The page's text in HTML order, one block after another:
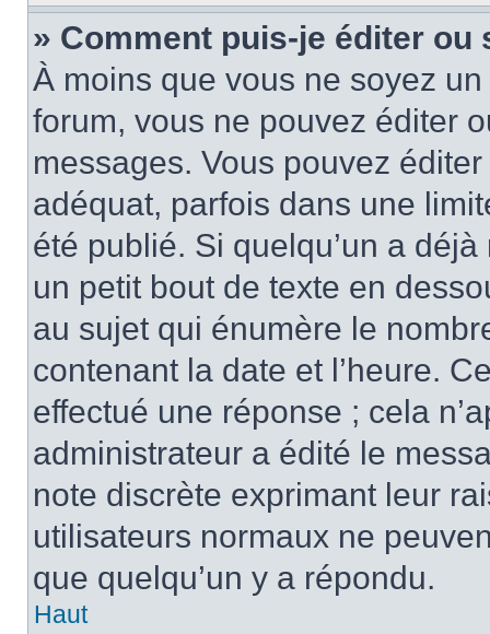
» Comment puis-je éditer
À moins que vous ne soyez
forum, vous ne pouvez éditer
messages. Vous pouvez
adéquat, parfois dans une
été publié. Si quelqu’un a
un petit bout de texte en
au sujet qui énumère le
contenant la date et l’heure.
effectué une réponse ; cela
administrateur a édité le
note discrète exprimant leur
utilisateurs normaux ne
que quelqu’un y a répondu.
Haut